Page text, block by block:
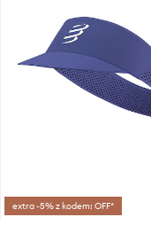
extra -5% z kodem: OFF*